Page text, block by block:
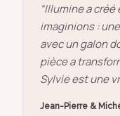
“Illumine a créé
imaginions :
avec un galon
pièce a
Sylvie est une
Jean-Pierre &